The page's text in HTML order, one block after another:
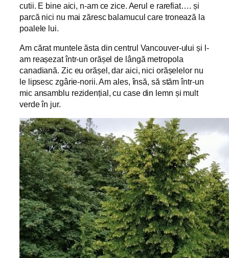
cutii. E bine aici, n-am ce zice. Aerul e rarefiat…. și
parcă nici nu mai zăresc balamucul care tronează la
poalele lui.
Am cărat muntele ăsta din centrul Vancouver-ului și l-
am reașezat într-un orășel de lângă metropola
canadiană. Zic eu orășel, dar aici, nici orășelelor nu
le lipsesc zgârie-norii. Am ales, însă, să stăm într-un
mic ansamblu rezidențial, cu case din lemn și mult
verde în jur.